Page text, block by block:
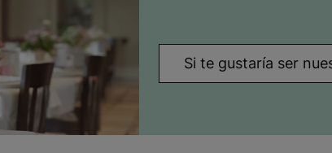
Si te gustaría ser